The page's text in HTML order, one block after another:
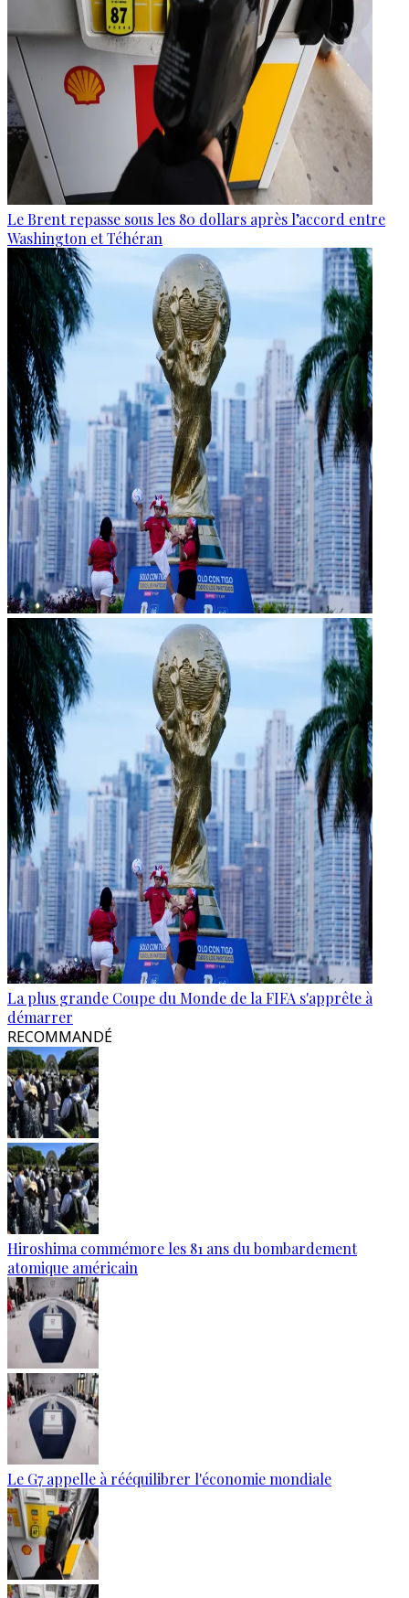
Le Brent repasse sous les 80 dollars après l’accord entre
Washington et Téhéran
La plus grande Coupe du Monde de la FIFA s'apprête à
démarrer
RECOMMANDÉ
Hiroshima commémore les 81 ans du bombardement
atomique américain
Le G7 appelle à rééquilibrer l'économie mondiale